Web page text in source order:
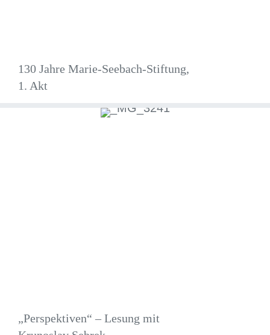
130 Jahre Marie-Seebach-Stiftung,
1. Akt
„Perspektiven“ – Lesung mit